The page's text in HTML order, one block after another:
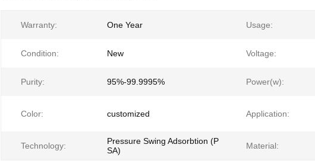
Warranty: One Year Usage:
Condition: New Voltage:
Purity: 95%-99.9995% Power(w):
Color: customized Application:
Technology:
Pressure Swing Adsorbtion (P
SA)
Material: